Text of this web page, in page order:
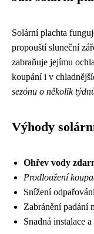
Solární plachta
propouští sluneční
zabraňuje jejímu
koupání i v
sezónu o několik
Výhody
Ohřev vody
Prodloužení
Snížení
Zabránění padání
Snadná instalace